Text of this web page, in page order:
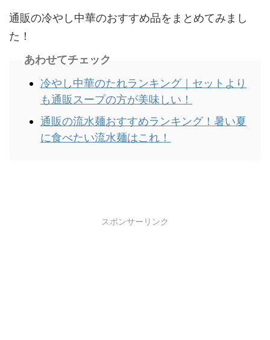
通販の冷やし中華のおすすめ品をまとめてみまし
た！
あわせてチェック
冷やし中華のたれランキング｜セットより
も通販スープの方が美味しい！
通販の流水麺おすすめランキング！暑い夏
に食べたい流水麺はこれ！
スポンサーリンク